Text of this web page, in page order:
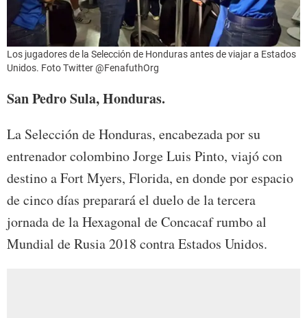
Los jugadores de la Selección de Honduras antes de viajar a Estados
Unidos. Foto Twitter @FenafuthOrg
San Pedro Sula, Honduras.
La Selección de Honduras, encabezada por su
entrenador colombino Jorge Luis Pinto, viajó con
destino a Fort Myers, Florida, en donde por espacio
de cinco días preparará el duelo de la tercera
jornada de la Hexagonal de Concacaf rumbo al
Mundial de Rusia 2018 contra Estados Unidos.